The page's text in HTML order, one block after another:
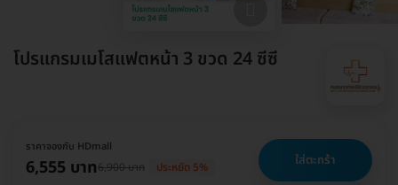
โปรแกรมเมโสแฟตหน้า 3 ขวด 24 ซีซี
ราคาจองกับ HDmall
6,555 บาท6,900 บาท ประหยัด 5% ใส่ตะกร้า